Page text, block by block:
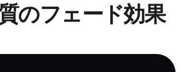
のフェード効果